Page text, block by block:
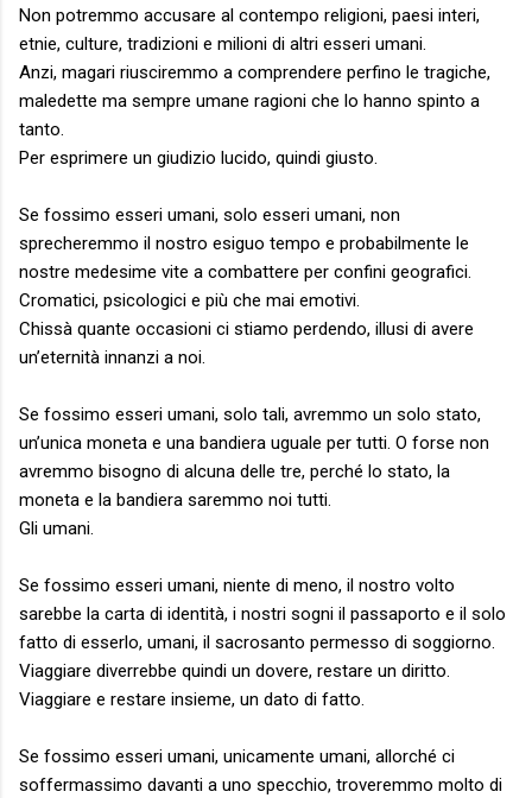
Non potremmo accusare al contempo religioni, paesi interi,
etnie, culture, tradizioni e milioni di altri esseri umani.
Anzi, magari riusciremmo a comprendere perfino le tragiche,
maledette ma sempre umane ragioni che lo hanno spinto a
tanto.
Per esprimere un giudizio lucido, quindi giusto.
Se fossimo esseri umani, solo esseri umani, non
sprecheremmo il nostro esiguo tempo e probabilmente le
nostre medesime vite a combattere per confini geografici.
Cromatici, psicologici e più che mai emotivi.
Chissà quante occasioni ci stiamo perdendo, illusi di avere
un’eternità innanzi a noi.
Se fossimo esseri umani, solo tali, avremmo un solo stato,
un’unica moneta e una bandiera uguale per tutti. O forse non
avremmo bisogno di alcuna delle tre, perché lo stato, la
moneta e la bandiera saremmo noi tutti.
Gli umani.
Se fossimo esseri umani, niente di meno, il nostro volto
sarebbe la carta di identità, i nostri sogni il passaporto e il solo
fatto di esserlo, umani, il sacrosanto permesso di soggiorno.
Viaggiare diverrebbe quindi un dovere, restare un diritto.
Viaggiare e restare insieme, un dato di fatto.
Se fossimo esseri umani, unicamente umani, allorché ci
soffermassimo davanti a uno specchio, troveremmo molto di